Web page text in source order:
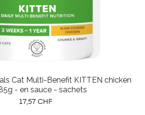
Cat Multi-Benefit KITTEN chicken
- en sauce - sachets
Prix
17,57 CHF